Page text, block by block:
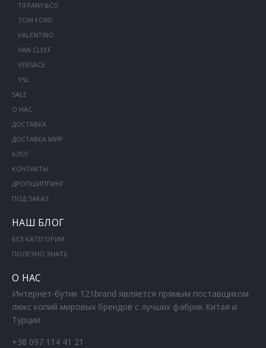
TIFFANY&CO
TOM FORD
VALENTINO
VAN CLEEF
VERSACE
YSL
SALE
О НАС
ДОСТАВКА
ДОСТАВКА МИР
БЛОГ
КОНТАКТЫ
ДРОПШИППИНГ
ПОД ЗАКАЗ
НАШ БЛОГ
БЕЗ КАТЕГОРИИ
ПОЛЕЗНО ЗНАТЬ
О НАС
Интернет-бутик 121brand является прямым поставщиком
люкс копий мировых брендов с лучших фабрик Китая и
Турции.
+38 097 114 41 21